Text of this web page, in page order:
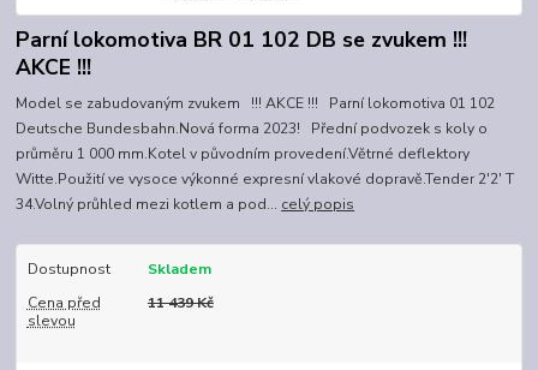
Parní lokomotiva BR 01 102 DB se zvukem !!!
AKCE !!!
Model se zabudovaným zvukem !!! AKCE !!! Parní lokomotiva 01 102
Deutsche Bundesbahn.Nová forma 2023! Přední podvozek s koly o
průměru 1 000 mm.Kotel v původním provedení.Větrné deflektory
Witte.Použití ve vysoce výkonné expresní vlakové dopravě.Tender 2'2' T
34.Volný průhled mezi kotlem a pod... celý popis
Dostupnost
Skladem
Cena před
slevou
11 439 Kč